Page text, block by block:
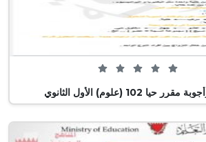
0 من 5 (0 تصويت)
102 (علوم) الأول الثانوي